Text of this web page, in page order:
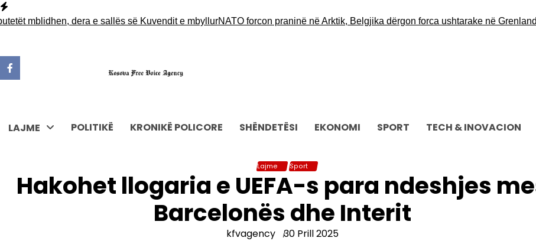
Skip
tomblidhen, dera e sallës së Kuvendit e mbyllurNATO forcon praninë në Arktik, Belgjika dërgon forca ushtarake në Grenlandë
LAJME POLITIKË KRONIKË POLICORE SHËNDETËSI EKONOMI SPORT TECH & INOVACION
Lajme Sport
Hakohet llogaria e UEFA-s para ndeshjes
Barcelonës dhe Interit
kfvagency 30 Prill 2025